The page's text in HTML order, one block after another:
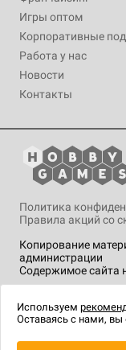
Игры оптом
Корпоративные
Работа у нас
Новости
Контакты
Копирование
администрации
Содержимое сайта
Политика
Правила акций со
технологии.
Используем
Оставаясь с нами, вы